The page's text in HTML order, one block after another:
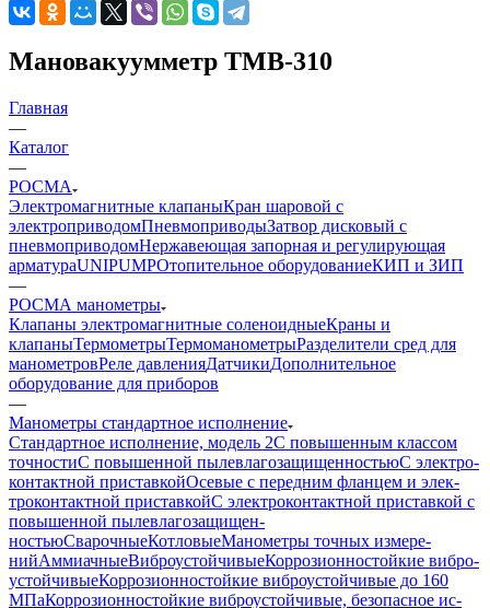
Мановакуумметр ТМВ-310
Главная
—
Каталог
—
РОСМА
Электромагнитные клапаныКран шаровой с
электроприводомПневмоприводыЗатвор дисковый с
пневмоприводомНержавеющая запорная и регулирующая
арматураUNIPUMPОтопительное оборудованиеКИП и ЗИП
—
РОСМА манометры
Клапаны электромагнитные соленоидныеКраны и
клапаныТермометрыТермоманометрыРазделители сред для
манометровРеле давленияДатчикиДополнительное
оборудование для приборов
—
Манометры стандартное исполнение
Стандартное исполнение, модель 2С по­вы­шен­ным клас­сом
точностиС по­вы­шен­ной пы­ле­вла­го­защи­щен­ностьюС элек­тро­
кон­такт­ной при­став­койОсе­вые с пе­ред­ним флан­цем и элек­
тро­кон­такт­ной приставкойС элек­тро­контакт­ной при­став­кой с
по­вы­шен­ной пыле­вла­го­за­щи­щен­
ностьюСварочныеКотловыеМанометры точ­ных изме­ре­
нийАммиачныеВиб­ро­ус­той­чи­выеКор­ро­зи­он­но­стой­кие виб­ро­
ус­той­чи­выеКор­ро­зи­он­но­стой­кие виб­ро­ус­той­чи­вые до 160
МПаКор­ро­зи­он­но­стой­кие виб­ро­ус­той­чи­вые, бе­зо­пас­ное ис­